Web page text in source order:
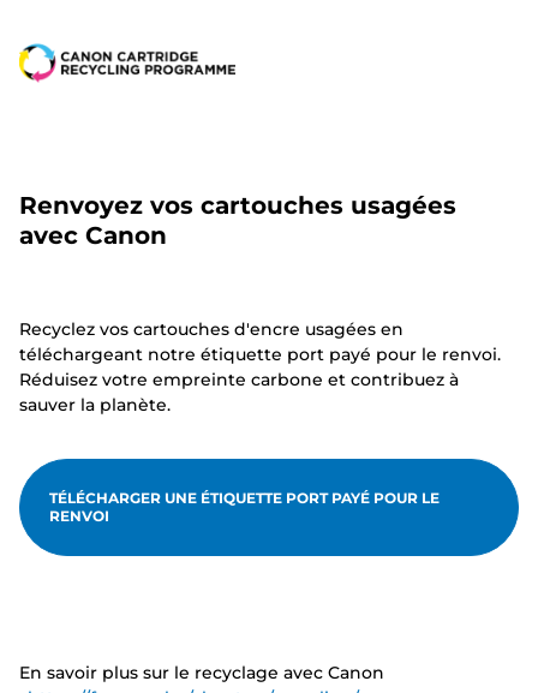
Renvoyez vos cartouches usagées
avec Canon
Recyclez vos cartouches d'encre usagées en
téléchargeant notre étiquette port payé pour le renvoi.
Réduisez votre empreinte carbone et contribuez à
sauver la planète.
TÉLÉCHARGER UNE ÉTIQUETTE PORT PAYÉ POUR LE
RENVOI
En savoir plus sur le recyclage avec Canon